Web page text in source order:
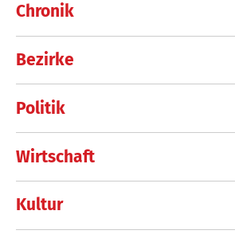
Chronik
Bezirke
Politik
Wirtschaft
Kultur